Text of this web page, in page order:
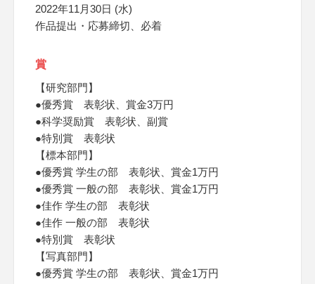
2022年11月30日 (水)
作品提出・応募締切、必着
賞
【研究部門】
●優秀賞 表彰状、賞金3万円
●科学奨励賞 表彰状、副賞
●特別賞 表彰状
【標本部門】
●優秀賞 学生の部 表彰状、賞金1万円
●優秀賞 一般の部 表彰状、賞金1万円
●佳作 学生の部 表彰状
●佳作 一般の部 表彰状
●特別賞 表彰状
【写真部門】
●優秀賞 学生の部 表彰状、賞金1万円